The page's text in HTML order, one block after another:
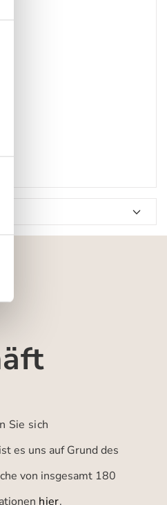
Sie sich
es uns auf Grund des
von insgesamt 180
hier.